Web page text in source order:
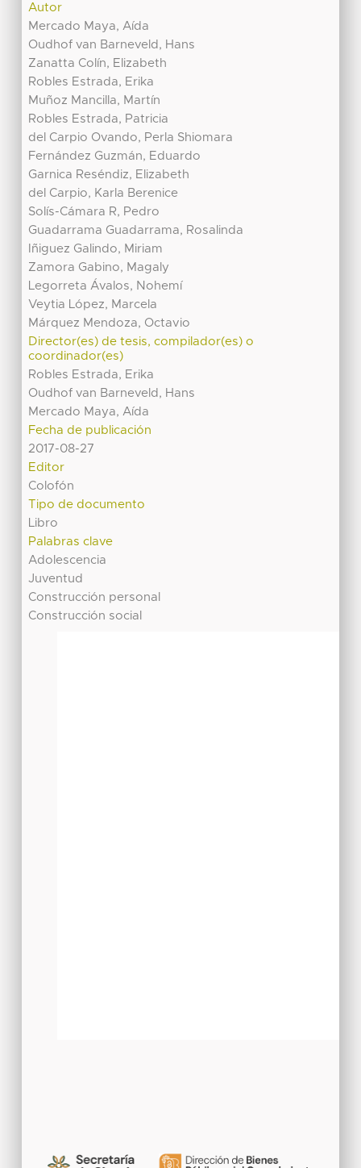
Autor
Mercado Maya, Aída
Oudhof van Barneveld, Hans
Zanatta Colín, Elizabeth
Robles Estrada, Erika
Muñoz Mancilla, Martín
Robles Estrada, Patricia
del Carpio Ovando, Perla Shiomara
Fernández Guzmán, Eduardo
Garnica Reséndiz, Elizabeth
del Carpio, Karla Berenice
Solís-Cámara R, Pedro
Guadarrama Guadarrama, Rosalinda
Iñiguez Galindo, Miriam
Zamora Gabino, Magaly
Legorreta Ávalos, Nohemí
Veytia López, Marcela
Márquez Mendoza, Octavio
Director(es) de tesis, compilador(es) o
coordinador(es)
Robles Estrada, Erika
Oudhof van Barneveld, Hans
Mercado Maya, Aída
Fecha de publicación
2017-08-27
Editor
Colofón
Tipo de documento
Libro
Palabras clave
Adolescencia
Juventud
Construcción personal
Construcción social